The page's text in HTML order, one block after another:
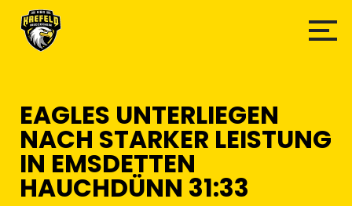
EAGLES UNTERLIEGEN
NACH STARKER LEISTUNG
IN EMSDETTEN
HAUCHDÜNN 31:33